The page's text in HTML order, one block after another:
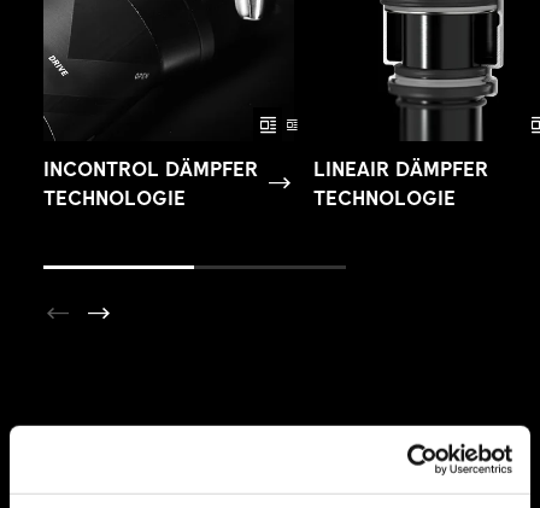
INCONTROL DÄMPFER
TECHNOLOGIE
LINEAIR DÄMPFER
TECHNOLOGIE
TELESKOPSATTELSTÜTZEN